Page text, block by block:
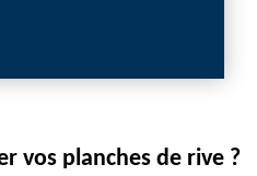
vos planches de rive ?